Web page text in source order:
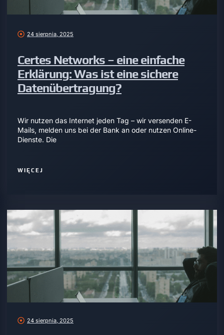
24 sierpnia, 2025
Certes Networks – eine einfache
Erklärung: Was ist eine sichere
Datenübertragung?
Wir nutzen das Internet jeden Tag – wir versenden E-
Mails, melden uns bei der Bank an oder nutzen Online-
Dienste. Die
WIĘCEJ
24 sierpnia, 2025